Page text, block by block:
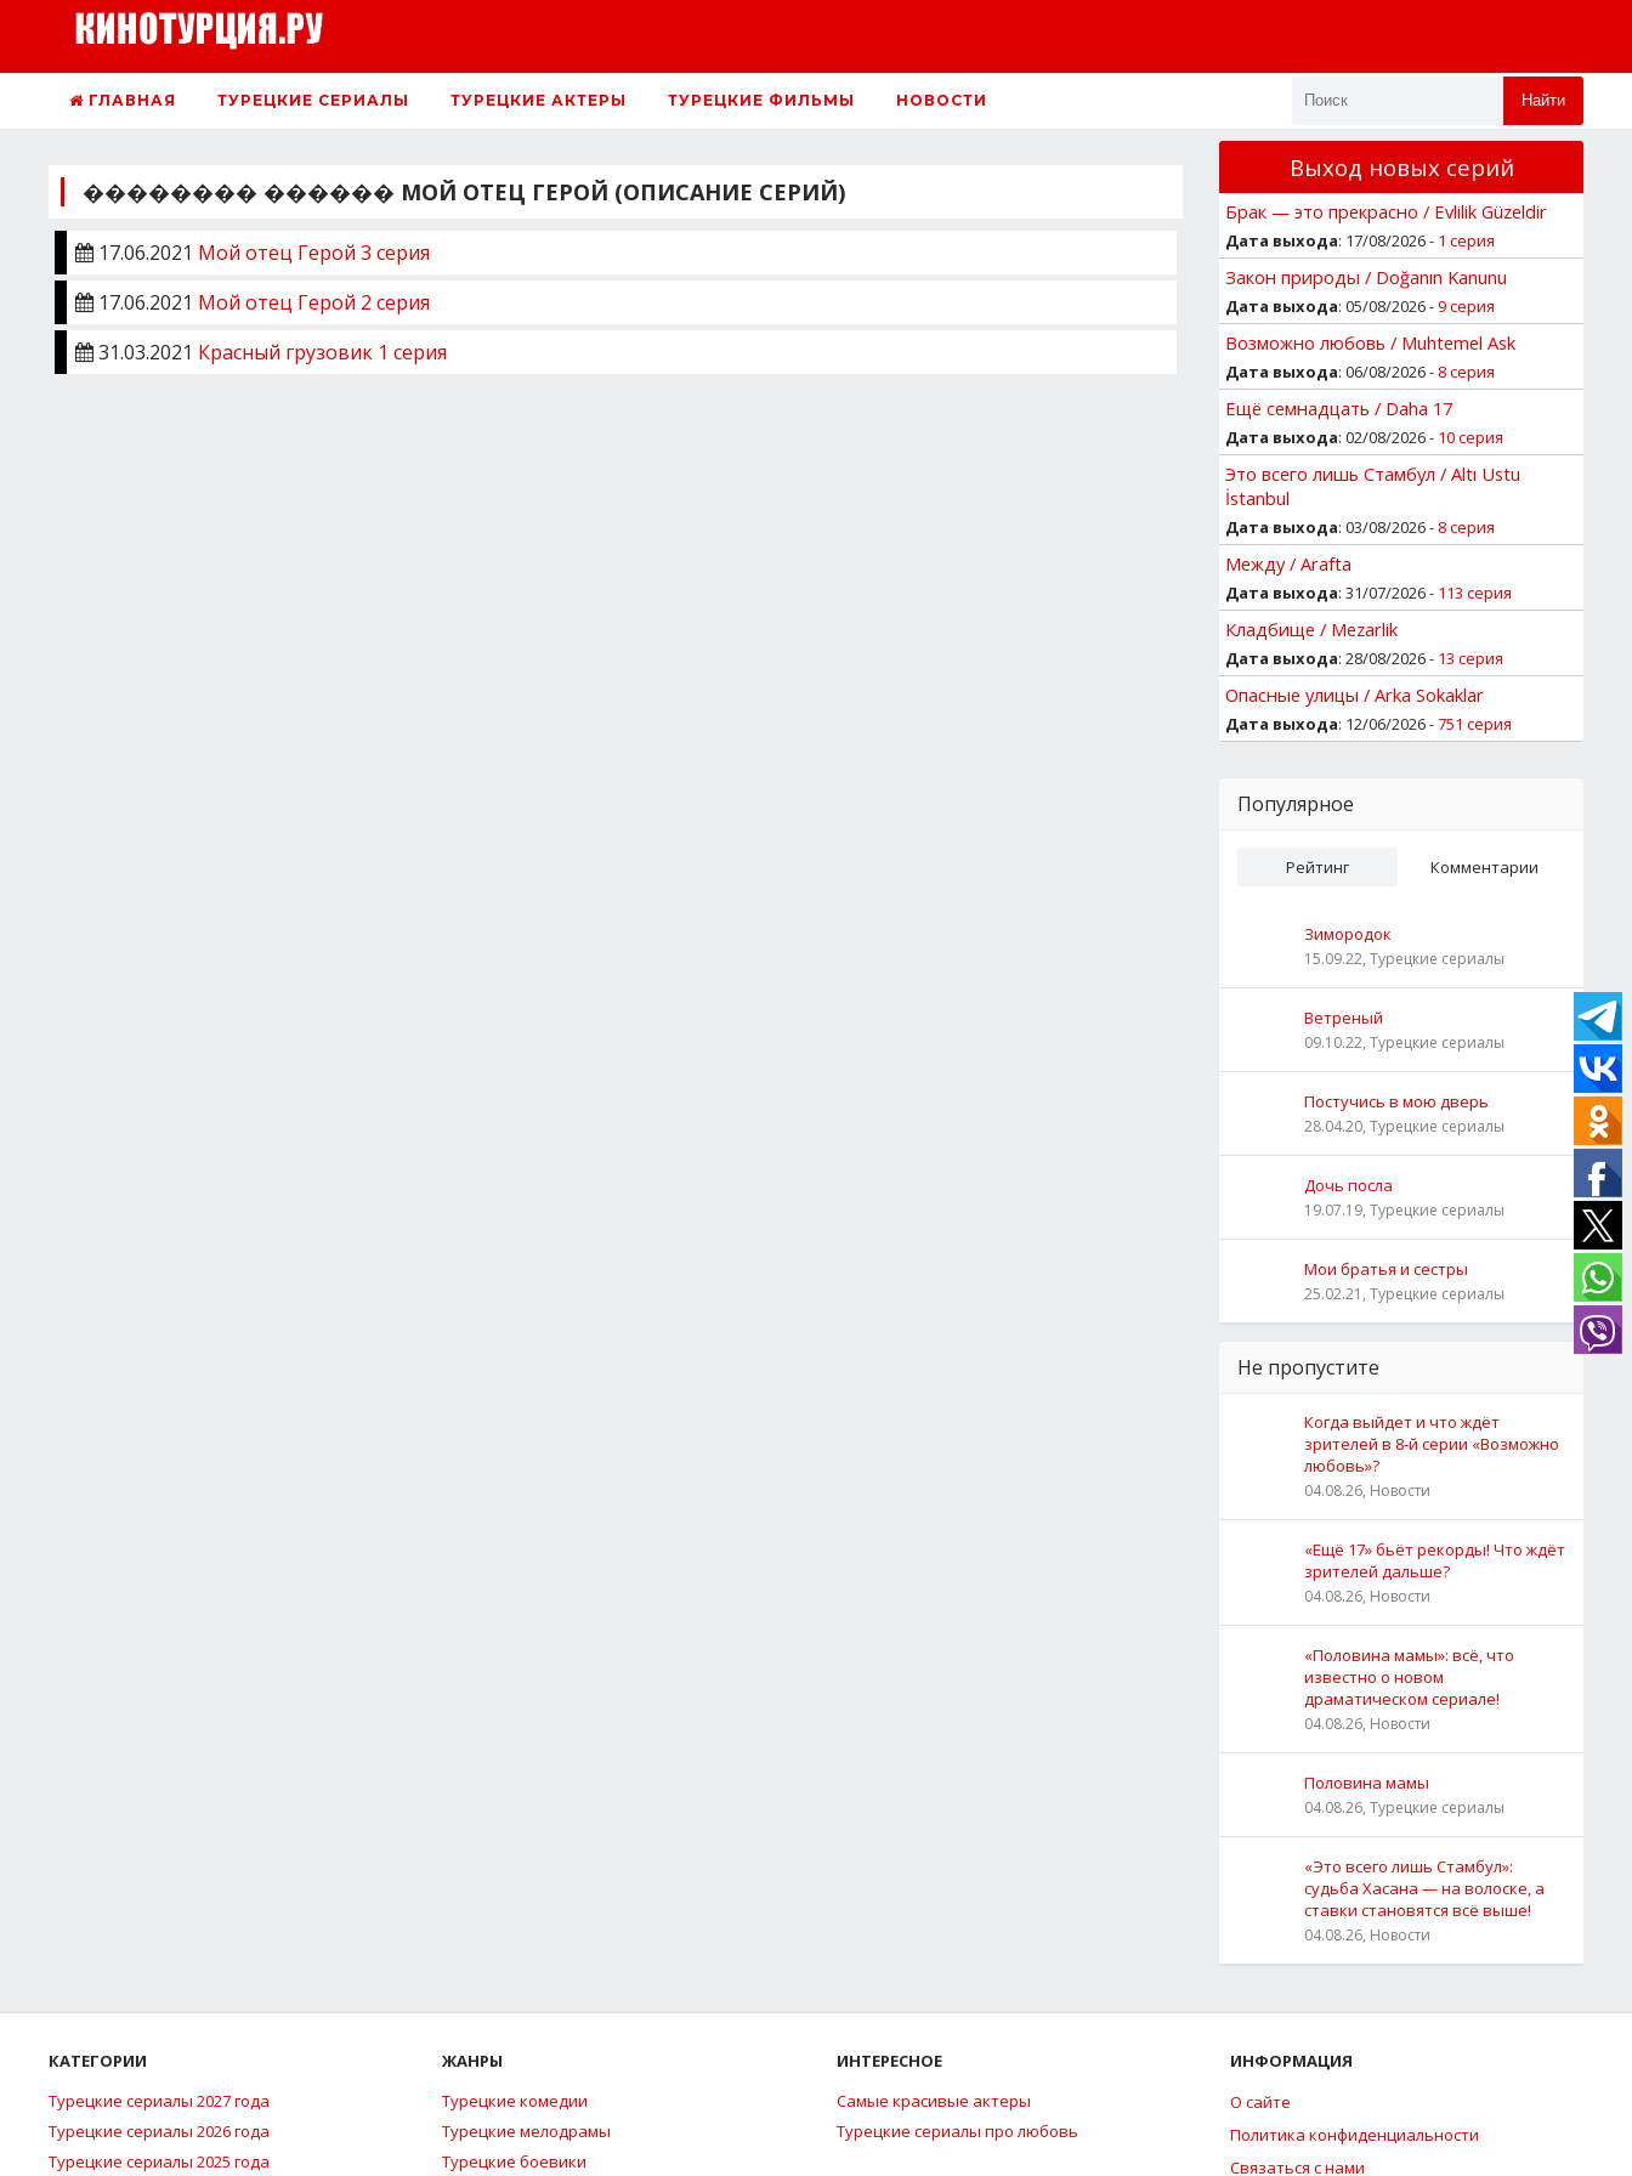
ГЛАВНАЯ ТУРЕЦКИЕ СЕРИАЛЫ ТУРЕЦКИЕ АКТЕРЫ ТУРЕЦКИЕ ФИЛЬМЫ НОВОСТИ Найти
�������� ������ МОЙ ОТЕЦ ГЕРОЙ (ОПИСАНИЕ СЕРИЙ)
17.06.2021 Мой отец Герой 3 серия
17.06.2021 Мой отец Герой 2 серия
31.03.2021 Красный грузовик 1 серия
Выход новых серий
Брак — это прекрасно / Evlilik Güzeldir
Дата выхода: 17/08/2026 - 1 серия
Закон природы / Doğanın Kanunu
Дата выхода: 05/08/2026 -9 серия
Возможно любовь / Muhtemel Ask
Дата выхода: 06/08/2026 - 8 серия
Ещё семнадцать / Daha 17
Дата выхода: 02/08/2026 - 10 серия
Это всего лишь Стамбул / Altı Ustu
İstanbul
Дата выхода: 03/08/2026 - 8 серия
Между / Arafta
Дата выхода: 31/07/2026 - 113 серия
Кладбище / Mezarlik
Дата выхода: 28/08/2026 - 13 серия
Опасные улицы / Arka Sokaklar
Дата выхода: 12/06/2026 -751 серия
Популярное
Рейтинг Комментарии
Зимородок
15.09.22, Турецкие сериалы
Ветреный
09.10.22, Турецкие сериалы
Постучись в мою дверь
28.04.20, Турецкие сериалы
Дочь посла
19.07.19, Турецкие сериалы
Мои братья и сестры
25.02.21, Турецкие сериалы
Не пропустите
Когда выйдет и что ждёт
зрителей в 8-й серии «Возможно
любовь»?
04.08.26, Новости
«Ещё 17» бьёт рекорды! Что ждёт
зрителей дальше?
04.08.26, Новости
«Половина мамы»: всё, что
известно о новом
драматическом сериале!
04.08.26, Новости
Половина мамы
04.08.26, Турецкие сериалы
«Это всего лишь Стамбул»:
судьба Хасана — на волоске, а
ставки становятся всё выше!
04.08.26, Новости
КАТЕГОРИИ
Турецкие сериалы 2027 года
Турецкие сериалы 2026 года
Турецкие сериалы 2025 года
ЖАНРЫ
Турецкие комедии
Турецкие мелодрамы
Турецкие боевики
ИНТЕРЕСНОЕ
Самые красивые актеры
Турецкие сериалы про любовь
ИНФОРМАЦИЯ
О сайте
Политика конфиденциальности
Связаться с нами